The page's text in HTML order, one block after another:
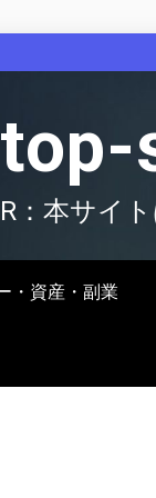
top-
：本サイ
・資産・副業